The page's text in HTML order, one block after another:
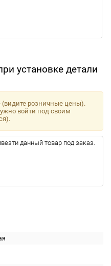
установке детали
(видите розничные цены).
войти под своим
данный товар под заказ.